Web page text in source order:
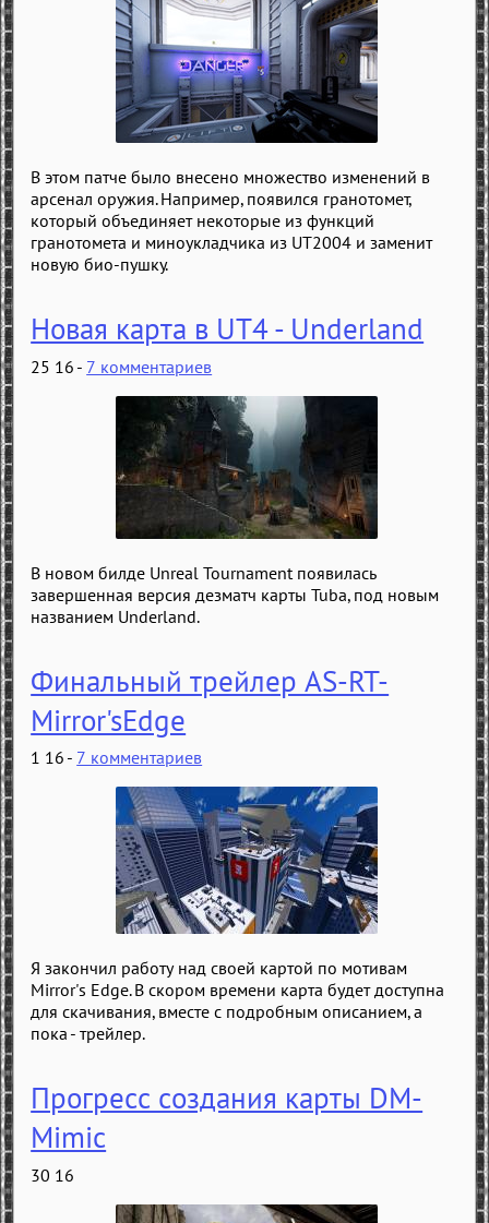
В этом патче было внесено множество изменений в
арсенал оружия. Например, появился гранотомет,
который объединяет некоторые из функций
гранотомета и миноукладчика из UT2004 и заменит
новую био-пушку.
Новая карта в UT4 - Underland
25 16 - 7 комментариев
В новом билде Unreal Tournament появилась
завершенная версия дезматч карты Tuba, под новым
названием Underland.
Финальный трейлер AS-RT-
Mirror'sEdge
1 16 - 7 комментариев
Я закончил работу над своей картой по мотивам
Mirror's Edge. В скором времени карта будет доступна
для скачивания, вместе с подробным описанием, а
пока - трейлер.
Прогресс создания карты DM-
Mimic
30 16